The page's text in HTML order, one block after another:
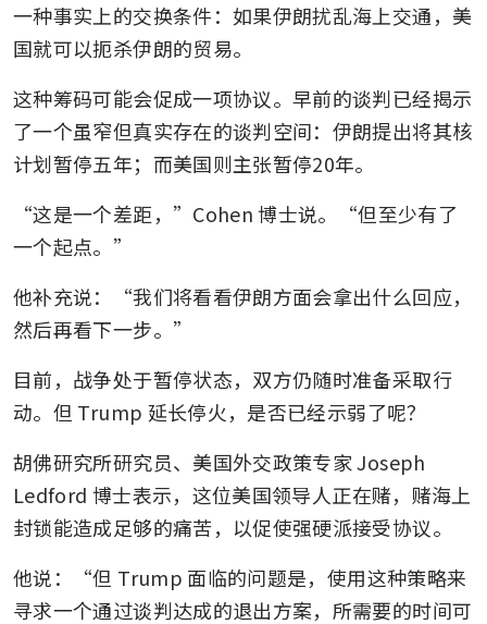
一种事实上的交换条件：如果伊朗扰乱海上交通，美
国就可以扼杀伊朗的贸易。
这种筹码可能会促成一项协议。早前的谈判已经揭示
了一个虽窄但真实存在的谈判空间：伊朗提出将其核
计划暂停五年；而美国则主张暂停20年。
“这是一个差距，”Cohen 博士说。“但至少有了
一个起点。”
他补充说：“我们将看看伊朗方面会拿出什么回应，
然后再看下一步。”
目前，战争处于暂停状态，双方仍随时准备采取行
动。但 Trump 延长停火，是否已经示弱了呢？
胡佛研究所研究员、美国外交政策专家 Joseph
Ledford 博士表示，这位美国领导人正在赌，赌海上
封锁能造成足够的痛苦，以促使强硬派接受协议。
他说：“但 Trump 面临的问题是，使用这种策略来
寻求一个通过谈判达成的退出方案，所需要的时间可